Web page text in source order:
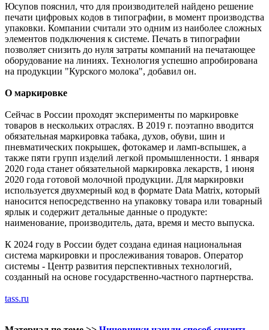
Юсупов пояснил, что для производителей найдено решение
печати цифровых кодов в типографии, в момент производства
упаковки. Компании считали это одним из наиболее сложных
элементов подключения к системе. Печать в типографии
позволяет снизить до нуля затраты компаний на печатающее
оборудование на линиях. Технология успешно апробирована
на продукции "Курского молока", добавил он.
О маркировке
Сейчас в России проходят эксперименты по маркировке
товаров в нескольких отраслях. В 2019 г. поэтапно вводится
обязательная маркировка табака, духов, обуви, шин и
пневматических покрышек, фотокамер и ламп-вспышек, а
также пяти групп изделий легкой промышленности. 1 января
2020 года станет обязательной маркировка лекарств, 1 июня
2020 года готовой молочной продукции. Для маркировки
используется двухмерный код в формате Data Matrix, который
наносится непосредственно на упаковку товара или товарный
ярлык и содержит детальные данные о продукте:
наименование, производитель, дата, время и место выпуска.
К 2024 году в России будет создана единая национальная
система маркировки и прослеживания товаров. Оператор
системы - Центр развития перспективных технологий,
созданный на основе государственно-частного партнерства.
tass.ru